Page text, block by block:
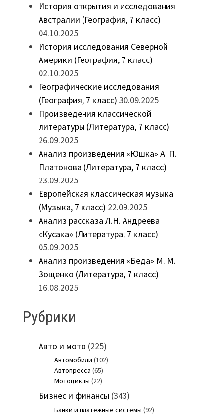
История открытия и исследования
Австралии (География, 7 класс)
04.10.2025
История исследования Северной
Америки (География, 7 класс)
02.10.2025
Географические исследования
(География, 7 класс) 30.09.2025
Произведения классической
литературы (Литература, 7 класс)
26.09.2025
Анализ произведения «Юшка» А. П.
Платонова (Литература, 7 класс)
23.09.2025
Европейская классическая музыка
(Музыка, 7 класс) 22.09.2025
Анализ рассказа Л.Н. Андреева
«Кусака» (Литература, 7 класс)
05.09.2025
Анализ произведения «Беда» М. М.
Зощенко (Литература, 7 класс)
16.08.2025
Рубрики
Авто и мото (225)
Автомобили (102)
Автопресса (65)
Мотоциклы (22)
Бизнес и финансы (343)
Банки и платежные системы (92)